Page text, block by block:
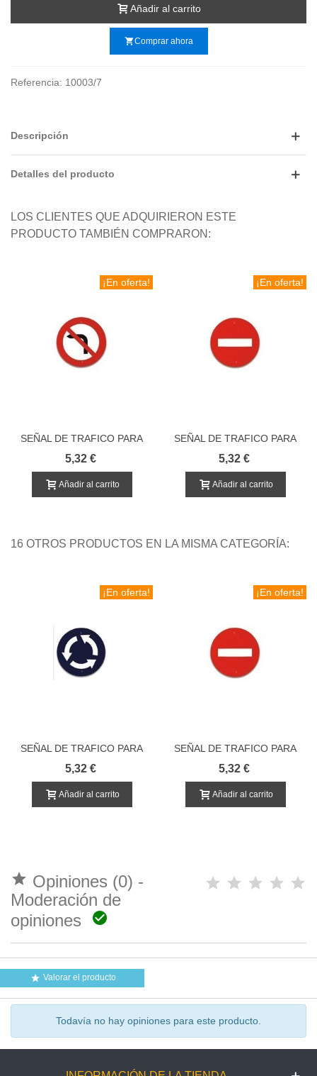
Añadir al carrito
shopping_cartComprar ahora
Referencia: 10003/7
Descripción
Detalles del producto
LOS CLIENTES QUE ADQUIRIERON ESTE
PRODUCTO TAMBIÉN COMPRARON:
¡En oferta!
SEÑAL DE TRAFICO PARA
EDUCACION VIAL
IZQUIERDA
5,32 €
Añadir al carrito
¡En oferta!
SEÑAL DE TRAFICO PARA
EDUCACION VIAL
5,32 €
Añadir al carrito
16 OTROS PRODUCTOS EN LA MISMA CATEGORÍA:
¡En oferta!
SEÑAL DE TRAFICO PARA
EDUCACION VIAL SENTIDO
5,32 €
Añadir al carrito
¡En oferta!
SEÑAL DE TRAFICO PARA
EDUCACION VIAL
5,32 €
Añadir al carrito
 Opiniones (0) -
Moderación de
opiniones

 Valorar el producto
Todavía no hay opiniones para este producto.